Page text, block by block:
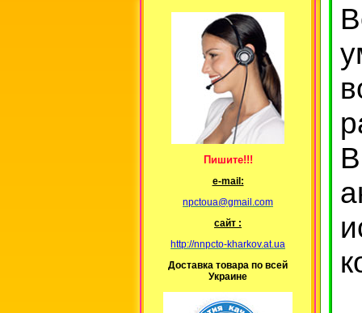
Пишите!!!
е-mail:
npctoua@gmail.com
сайт :
http://nnpcto-kharkov.at.ua
Доставка товара по всей
Украине